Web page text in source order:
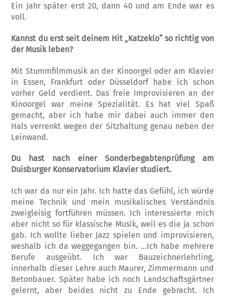
Ein Jahr später erst 20, dann 40 und am Ende war es
voll.
Kannst du erst seit deinem Hit „Katzeklo“ so richtig von
der Musik leben?
Mit Stummfilmmusik an der Kinoorgel oder am Klavier
in Essen, Frankfurt oder Düsseldorf habe ich schon
vorher Geld verdient. Das freie Improvisieren an der
Kinoorgel war meine Spezialität. Es hat viel Spaß
gemacht, aber ich habe mir dabei auch immer den
Hals verrenkt wegen der Sitzhaltung genau neben der
Leinwand.
Du hast nach einer Sonderbegabtenprüfung am
Duisburger Konservatorium Klavier studiert.
Ich war da nur ein Jahr. Ich hatte das Gefühl, ich würde
meine Technik und mein musikalisches Verständnis
zweigleisig fortführen müssen. Ich interessierte mich
aber nicht so für klassische Musik, weil es die ja schon
gab. Ich wollte lieber Jazz spielen und improvisieren,
weshalb ich da weggegangen bin. …Ich habe mehrere
Berufe ausgeübt. Ich war Bauzeichnerlehrling,
innerhalb dieser Lehre auch Maurer, Zimmermann und
Betonbauer. Später habe ich noch Landschaftsgärtner
gelernt, aber beides nicht zu Ende gebracht. Ich